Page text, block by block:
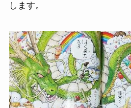
します。